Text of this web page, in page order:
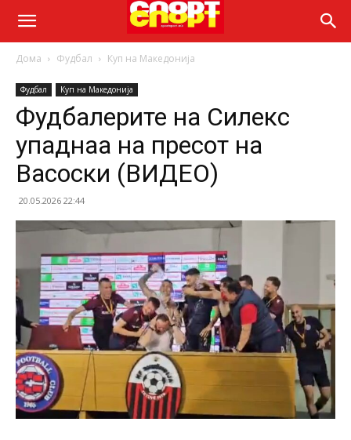
Дома Фудбал Куп на Македонија
Фудбал Куп на Македонија
Фудбалерите на Силекс
упаднаа на пресот на
Васоски (ВИДЕО)
20.05.2026 22:44